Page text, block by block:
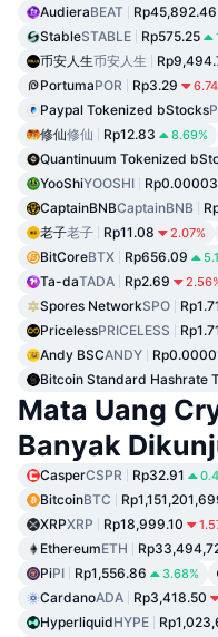
AudieraBEAT Rp45,892.46
StableSTABLE Rp575.25
币安人生币安人生
PortumaPOR Rp3.29
Paypal Tokenized bStocks
修仙修仙 Rp12.83 8.69%
Quantinuum Tokenized
YooShiYOOSHI
CaptainBNBCaptainBNB
老子老子 Rp11.08 2.07%
BitCoreBTX Rp656.09
Ta-daTADA Rp2.69
Spores NetworkSPO
PricelessPRICELESS
Andy BSCANDY
Bitcoin Standard Hashrate
Mata Uang
Banyak
CasperCSPR Rp32.91
BitcoinBTC
XRPXRP Rp18,999.10
EthereumETH
PiPI Rp1,556.86 3.68%
CardanoADA Rp3,418.50
HyperliquidHYPE